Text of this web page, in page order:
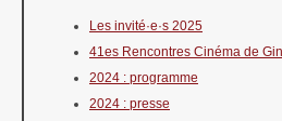
Les invité·e·s 2025
41es Rencontres Cinéma de
2024 : programme
2024 : presse